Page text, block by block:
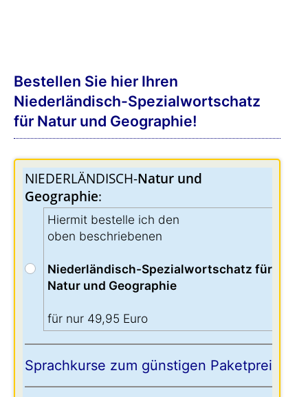
Bestellen Sie hier Ihren
Niederländisch-Spezialwortschatz
für Natur und Geographie!
NIEDERLÄNDISCH-Natur und
Geographie:
Hiermit bestelle ich den
oben beschriebenen
Niederländisch-Spezialwortschatz für
Natur und Geographie
für nur 49,95 Euro
Sprachkurse zum günstigen Paketpreis: